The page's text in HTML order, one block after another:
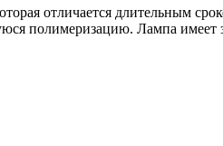
отличается длительным
полимеризацию. Лампа имеет